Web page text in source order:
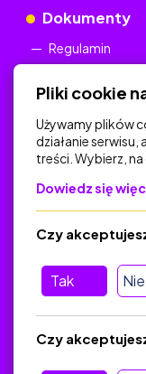
Dokumenty
Regulamin
Na skróty
Polityka
Regulamin
O platformie
Baza
Jak zostać
FAQ
Pliki cookie
Używamy plików
działanie
treści. Wybierz, na
Dowiedz się
Tak Nie
Czy
Czy